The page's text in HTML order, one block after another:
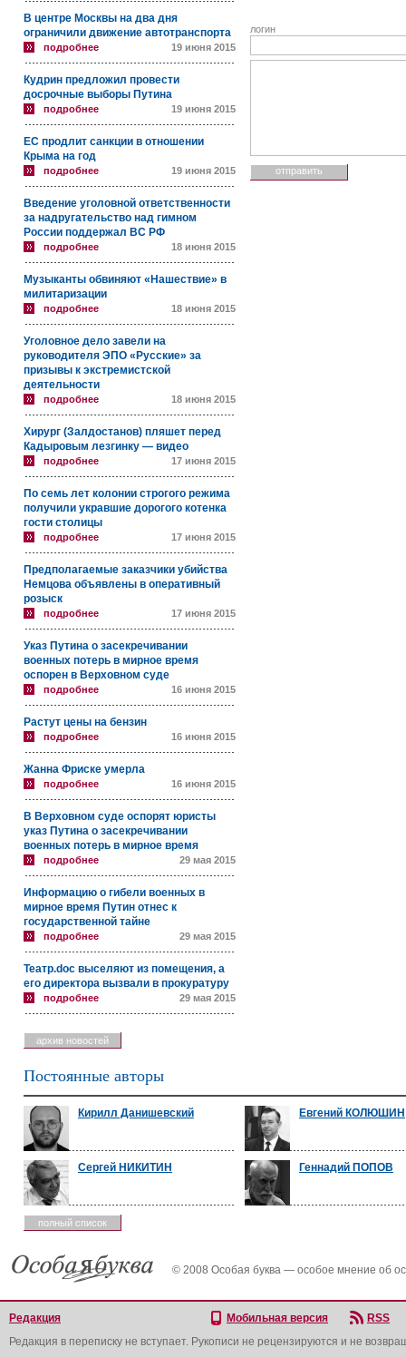
В центре Москвы на два дня
ограничили движение автотранспорта
подробнее 19 июня 2015
Кудрин предложил провести
досрочные выборы Путина
подробнее 19 июня 2015
ЕС продлит санкции в отношении
Крыма на год
подробнее 19 июня 2015
Введение уголовной ответственности
за надругательство над гимном
России поддержал ВС РФ
подробнее 18 июня 2015
Музыканты обвиняют «Нашествие» в
милитаризации
подробнее 18 июня 2015
Уголовное дело завели на
руководителя ЭПО «Русские» за
призывы к экстремистской
деятельности
подробнее 18 июня 2015
Хирург (Залдостанов) пляшет перед
Кадыровым лезгинку — видео
подробнее 17 июня 2015
По семь лет колонии строгого режима
получили укравшие дорогого котенка
гости столицы
подробнее 17 июня 2015
Предполагаемые заказчики убийства
Немцова объявлены в оперативный
розыск
подробнее 17 июня 2015
Указ Путина о засекречивании
военных потерь в мирное время
оспорен в Верховном суде
подробнее 16 июня 2015
Растут цены на бензин
подробнее 16 июня 2015
Жанна Фриске умерла
подробнее 16 июня 2015
В Верховном суде оспорят юристы
указ Путина о засекречивании
военных потерь в мирное время
подробнее 29 мая 2015
Информацию о гибели военных в
мирное время Путин отнес к
государственной тайне
подробнее 29 мая 2015
Театр.doc выселяют из помещения, а
его директора вызвали в прокуратуру
подробнее 29 мая 2015
архив новостей
логин
Постоянные авторы
Кирилл Данишевский Евгений КОЛЮШИН
Сергей НИКИТИН Геннадий ПОПОВ
полный список
© 2008 Особая буква — особое мнение об
Редакция Мобильная версия
RSS
Редакция в переписку не вступает. Рукописи не рецензируются и не